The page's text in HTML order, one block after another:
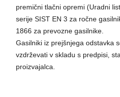
premični tlačni opremi (Uradni
serije SIST EN 3 za ročne
1866 za prevozne gasilnike.
Gasilniki iz prejšnjega odstavka
vzdrževati v skladu s predpisi,
proizvajalca.